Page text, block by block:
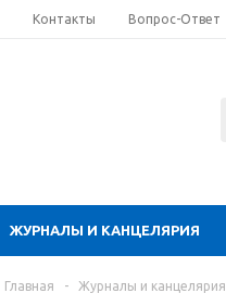
Контакты Вопрос-Ответ
ЖУРНАЛЫ И КАНЦЕЛЯРИЯ
Главная - Журналы и канцелярия